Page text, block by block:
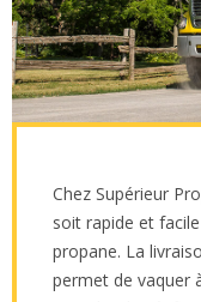
Chez Supérieur
soit rapide et
propane. La
permet de vaquer